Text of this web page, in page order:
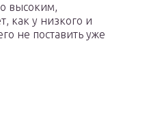
высоким,
как у низкого и
не поставить уже